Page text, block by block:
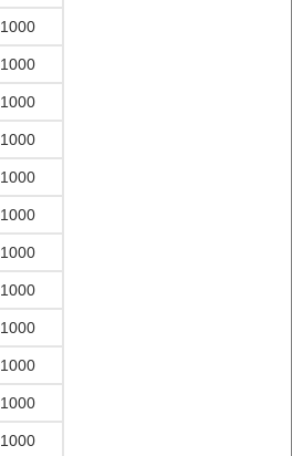
1000
1000
1000
1000
1000
1000
1000
1000
1000
1000
1000
1000